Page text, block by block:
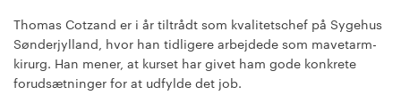
Thomas Cotzand er i år tiltrådt som kvalitetschef på Sygehus
Sønderjylland, hvor han tidligere arbejdede som mavetarm-
kirurg. Han mener, at kurset har givet ham gode konkrete
forudsætninger for at udfylde det job.